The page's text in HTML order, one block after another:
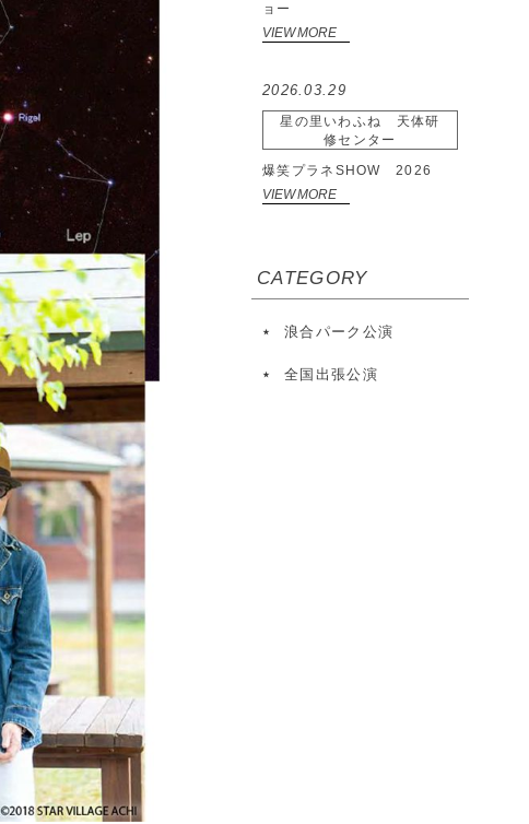
ョー
VIEW MORE
2026.03.29
星の里いわふね 天体研
修センター
爆笑プラネSHOW 2026
VIEW MORE
CATEGORY
浪合パーク公演
全国出張公演